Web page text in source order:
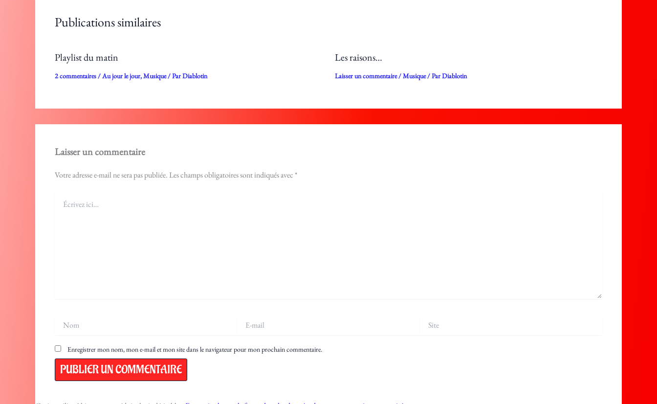
Publications similaires
Playlist du matin
2 commentaires / Au jour le jour,Musique/ ParDiablotin
Les raisons…
Laisser un commentaire /Musique/ ParDiablotin
Laisser un commentaire
Votre adresse e-mail ne sera pas publiée.Les champs obligatoires sont indiqués avec *
ici…
mail
Enregistrer mon nom, mon e-mail et mon site dans le navigateur pour mon prochain commentaire.